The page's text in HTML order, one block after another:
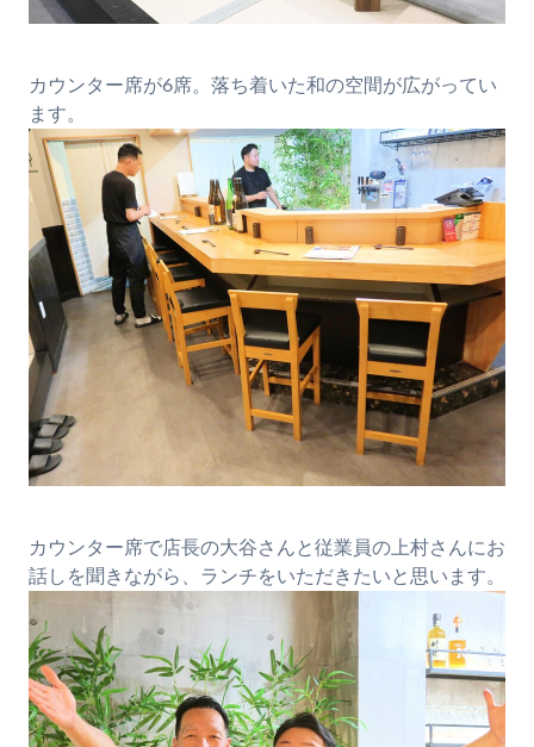
カウンター席が6席。落ち着いた和の空間が広がってい
ます。
カウンター席で店長の大谷さんと従業員の上村さんにお
話しを聞きながら、ランチをいただきたいと思います。